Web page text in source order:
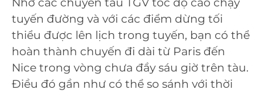
tuyến đường và với các điểm dừng tối
thiểu được lên lịch trong tuyến, bạn có thể
hoàn thành chuyến đi dài từ Paris đến
Nice trong vòng chưa đầy sáu giờ trên tàu.
Điều đó gần như có thể so sánh với thời